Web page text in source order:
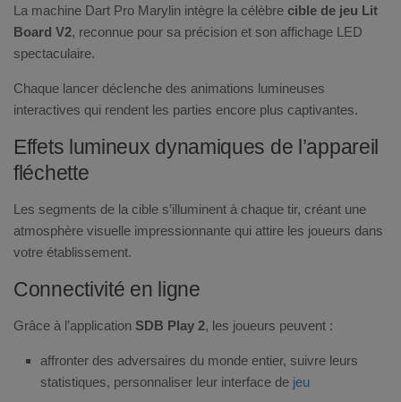
La machine Dart Pro Marylin intègre la célèbre cible de jeu Lit
Board V2, reconnue pour sa précision et son affichage LED
spectaculaire.
Chaque lancer déclenche des animations lumineuses
interactives qui rendent les parties encore plus captivantes.
Effets lumineux dynamiques de l’appareil
fléchette
Les segments de la cible s’illuminent à chaque tir, créant une
atmosphère visuelle impressionnante qui attire les joueurs dans
votre établissement.
Connectivité en ligne
Grâce à l’application SDB Play 2, les joueurs peuvent :
affronter des adversaires du monde entier, suivre leurs
statistiques, personnaliser leur interface de jeu